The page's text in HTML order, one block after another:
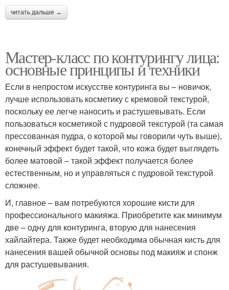
читать дальше →
Мастер-класс по контурингу лица:
основные принципы и техники
Если в непростом искусстве контуринга вы – новичок,
лучше использовать косметику с кремовой текстурой,
поскольку ее легче наносить и растушевывать. Если
пользоваться косметикой с пудровой текстурой (та самая
прессованная пудра, о которой мы говорили чуть выше),
конечный эффект будет такой, что кожа будет выглядеть
более матовой – такой эффект получается более
естественным, но и управляться с пудровой текстурой
сложнее.
И, главное – вам потребуются хорошие кисти для
профессионального макияжа. Приобретите как минимум
две – одну для контуринга, вторую для нанесения
хайлайтера. Также будет необходима обычная кисть для
нанесения вашей обычной основы под макияж и спонж
для растушевывания.